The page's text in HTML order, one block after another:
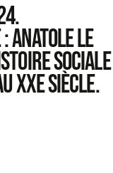
ANATOLE LE
SOCIALE
XXE SIÈCLE.